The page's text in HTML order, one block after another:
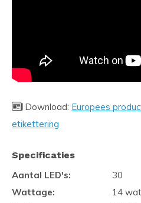
Download: Europees
etikettering
Specificaties
Aantal LED's:
30
Wattage:
14